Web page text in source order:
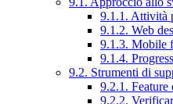
9.1.1. Attività
9.1.2. Web
9.1.3. Mobile
9.1.4.
9.2. Strumenti di
9.2.1. Feature
9.2.2.